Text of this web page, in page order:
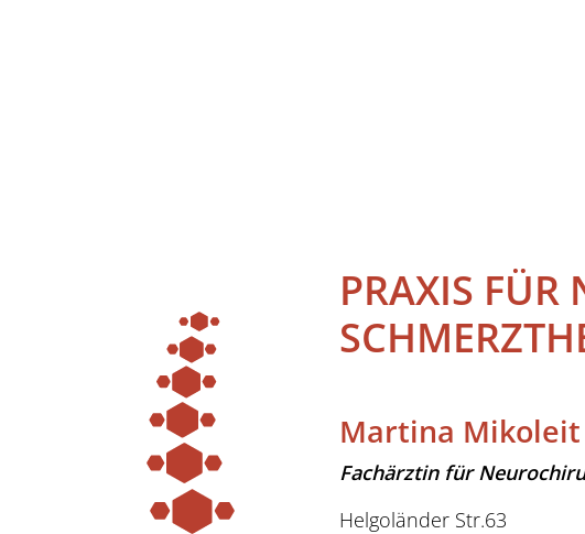
PRAXIS FÜR
Martina Mikoleit
Fachärztin für
Helgoländer Str.63